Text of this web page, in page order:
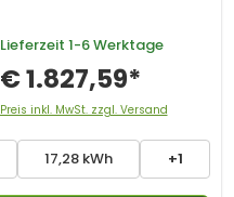
17,28 kWh +1
Lieferzeit 1-6 Werktage
€ 1.827,59*
Preis inkl. MwSt. zzgl. Versand